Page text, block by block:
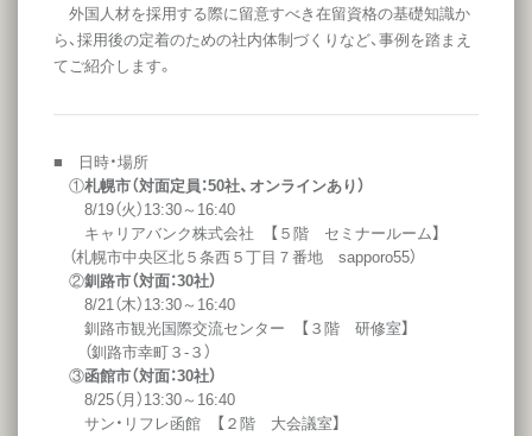
外国人材を採用する際に留意すべき在留資格の基礎知識か
ら、採用後の定着のための社内体制づくりなど、事例を踏まえ
てご紹介します。
■ 日時・場所
①札幌市（対面定員：50社、オンラインあり）
8/19（火）13:30～16:40
キャリアバンク株式会社 【５階 セミナールーム】
（札幌市中央区北５条西５丁目７番地 sapporo55）
②釧路市（対面：30社）
8/21（木）13:30～16:40
釧路市観光国際交流センター 【３階 研修室】
（釧路市幸町３-３）
③函館市（対面：30社）
8/25（月）13:30～16:40
サン・リフレ函館 【２階 大会議室】